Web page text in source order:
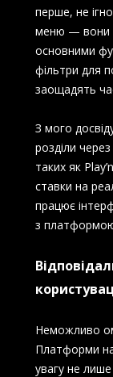
перше, не
меню — вони
основними
фільтри для
заощадять
З мого
розділи через
таких як
ставки на
працює
з
Неможливо
Платформи
увагу не лише